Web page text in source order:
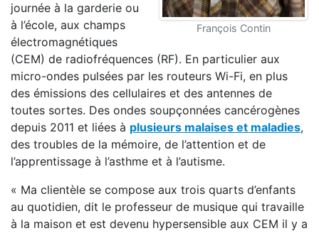
François Contin
journée à la garderie ou
à l’école, aux champs
électromagnétiques
(CEM) de radiofréquences (RF). En particulier aux
micro-ondes pulsées par les routeurs Wi-Fi, en plus
des émissions des cellulaires et des antennes de
toutes sortes. Des ondes soupçonnées cancérogènes
depuis 2011 et liées à plusieurs malaises et maladies,
des troubles de la mémoire, de l’attention et de
l’apprentissage à l’asthme et à l’autisme.
« Ma clientèle se compose aux trois quarts d’enfants
au quotidien, dit le professeur de musique qui travaille
à la maison et est devenu hypersensible aux CEM il y a